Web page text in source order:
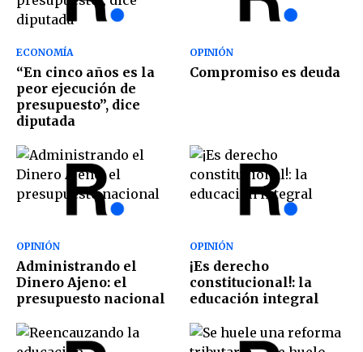
ECONOMÍA
“En cinco años es la
peor ejecución de
presupuesto”, dice
diputada
OPINIÓN
Compromiso es deuda
OPINIÓN
Administrando el
Dinero Ajeno: el
presupuesto nacional
OPINIÓN
¡Es derecho
constitucional!: la
educación integral